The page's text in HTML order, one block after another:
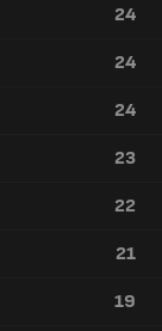
24
24
24
23
22
21
19